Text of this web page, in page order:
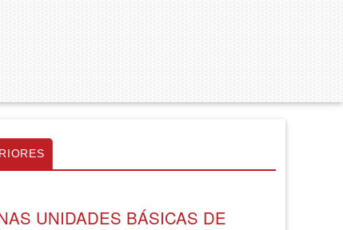
UNIDADES BÁSICAS DE